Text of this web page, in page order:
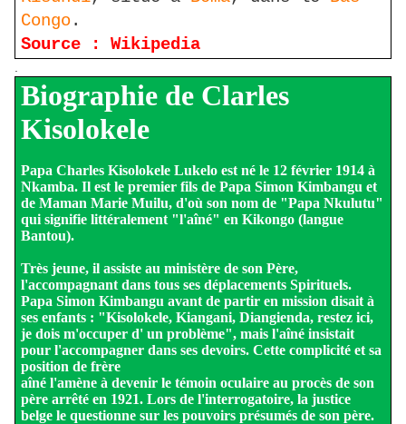
Congo.
Source : Wikipedia
Biographie de Clarles
Kisolokele
Papa Charles Kisolokele Lukelo est né le 12 février 1914 à
Nkamba. Il est le premier fils de Papa Simon Kimbangu et
de Maman Marie Muilu, d'où son nom de "Papa Nkulutu"
qui signifie littéralement "l'aîné" en Kikongo (langue
Bantou).
Très jeune, il assiste au ministère de son Père,
l'accompagnant dans tous ses déplacements Spirituels.
Papa Simon Kimbangu avant de partir en mission disait à
ses enfants : "Kisolokele, Kiangani, Diangienda, restez ici,
je dois m'occuper d' un problème", mais l'aîné insistait
pour l'accompagner dans ses devoirs. Cette complicité et sa
position de frère
aîné l'amène à devenir le témoin oculaire au procès de son
père arrêté en 1921. Lors de l'interrogatoire, la justice
belge le questionne sur les pouvoirs présumés de son père.